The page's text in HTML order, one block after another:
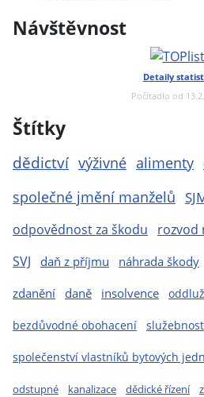
Návštěvnost
Detaily
Počítadlo od
Štítky
dědictví výživné alimenty
společné jmění manželů
odpovědnost za škodu rozvod
SVJ
daň z příjmu náhrada škody
zdanění
daně insolvence
bezdůvodné obohacení služebnost
společenství vlastníků bytových
odstupné kanalizace dědické řízení